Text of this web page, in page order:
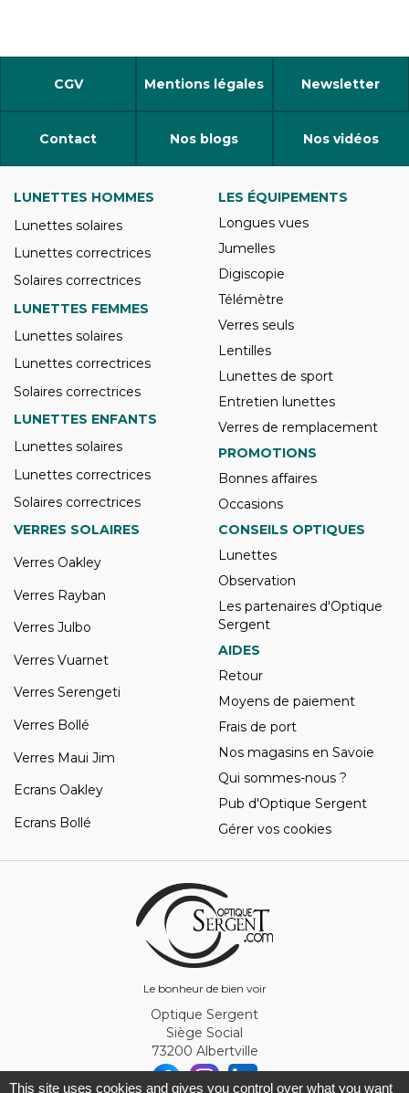
CGV Mentions légales Newsletter
Contact Nos blogs Nos vidéos
Le bonheur de bien voir
LUNETTES HOMMES
Lunettes solaires
Lunettes correctrices
Solaires correctrices
LUNETTES FEMMES
Lunettes solaires
Lunettes correctrices
Solaires correctrices
LUNETTES ENFANTS
Lunettes solaires
Lunettes correctrices
Solaires correctrices
LES ÉQUIPEMENTS
Longues vues
Jumelles
Digiscopie
Télémètre
Verres seuls
Lentilles
Lunettes de sport
Entretien lunettes
Verres de remplacement
PROMOTIONS
Bonnes affaires
Occasions
VERRES SOLAIRES
Verres Oakley
Verres Rayban
Verres Julbo
Verres Vuarnet
Verres Serengeti
Verres Bollé
Verres Maui Jim
Ecrans Oakley
Ecrans Bollé
CONSEILS OPTIQUES
Lunettes
Observation
Les partenaires d'Optique
Sergent
AIDES
Retour
Moyens de paiement
Frais de port
Nos magasins en Savoie
Qui sommes-nous ?
Pub d'Optique Sergent
Gérer vos cookies
Optique Sergent
Siège Social
73200 Albertville
This site uses cookies and gives you control over what you want